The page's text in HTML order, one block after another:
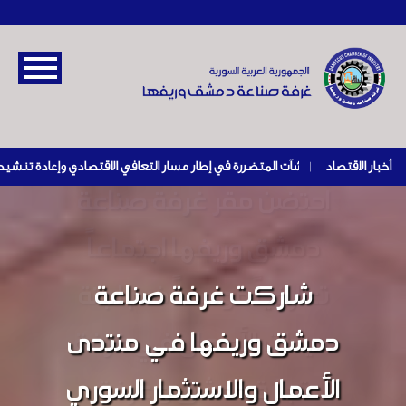
أخبار الاقتصاد |
شاركت غرفة صناعة
دمشق وريفها في منتدى
الأعمال والاستثمار السوري
احتضن مقر غرفة صناعة
دمشق وريفها اجتماعاً
تعارفياً موسعاً ضم لجنة
سيدات الأعمال في غرفة
تجارة دمشق و غرفة